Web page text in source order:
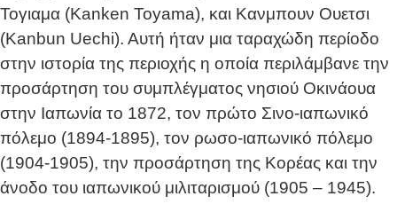
Τογιαμα (Kanken Toyama), και Κανμπουν Ουετσι
(Kanbun Uechi). Αυτή ήταν μια ταραχώδη περίοδο
στην ιστορία της περιοχής η οποία περιλάμβανε την
προσάρτηση του συμπλέγματος νησιού Οκινάουα
στην Ιαπωνία το 1872, τον πρώτο Σινο-ιαπωνικό
πόλεμο (1894-1895), τον ρωσο-ιαπωνικό πόλεμο
(1904-1905), την προσάρτηση της Κορέας και την
άνοδο του ιαπωνικού μιλιταρισμού (1905 – 1945).